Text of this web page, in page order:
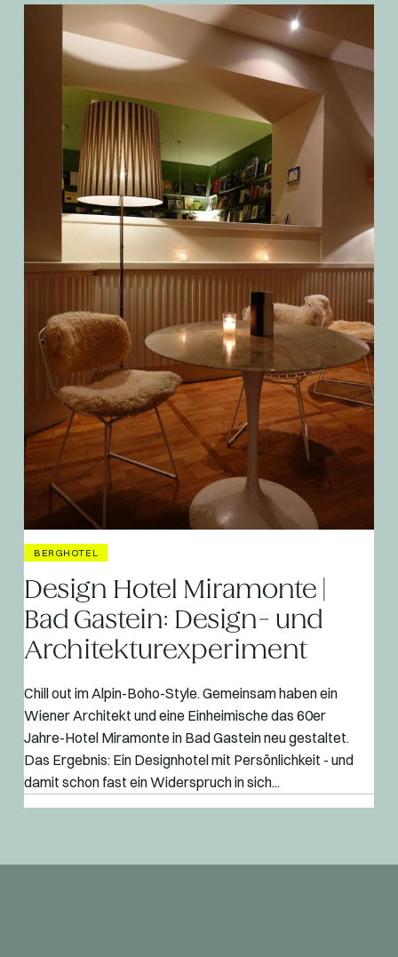
BERGHOTEL
Design Hotel Miramonte |
Bad Gastein: Design- und
Architekturexperiment
Chill out im Alpin-Boho-Style. Gemeinsam haben ein
Wiener Architekt und eine Einheimische das 60er
Jahre-Hotel Miramonte in Bad Gastein neu gestaltet.
Das Ergebnis: Ein Designhotel mit Persönlichkeit - und
damit schon fast ein Widerspruch in sich...